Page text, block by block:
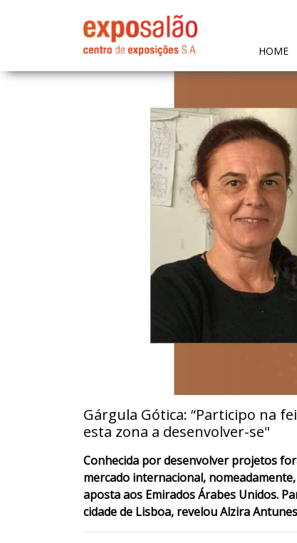
HOME
Gárgula Gótica: “Participo na
esta zona a desenvolver-se"
Conhecida por desenvolver projetos
mercado internacional,
aposta aos Emirados Árabes Unidos.
cidade de Lisboa, revelou Alzira